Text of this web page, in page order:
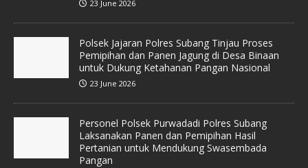
23 June 2026
Polsek Jajaran Polres Subang Tinjau Proses
Pemipihan dan Panen Jagung di Desa Binaan
untuk Dukung Ketahanan Pangan Nasional
23 June 2026
Personel Polsek Purwadadi Polres Subang
Laksanakan Panen dan Pemipihan Hasil
Pertanian untuk Mendukung Swasembada
Pangan